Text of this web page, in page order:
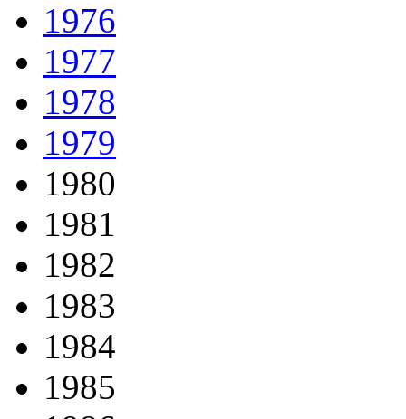
1976
1977
1978
1979
1980
1981
1982
1983
1984
1985